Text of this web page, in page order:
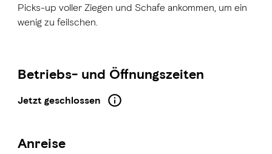
Picks-up voller Ziegen und Schafe ankommen, um ein
wenig zu feilschen.
Betriebs- und Öffnungszeiten
Jetzt geschlossen
Anreise